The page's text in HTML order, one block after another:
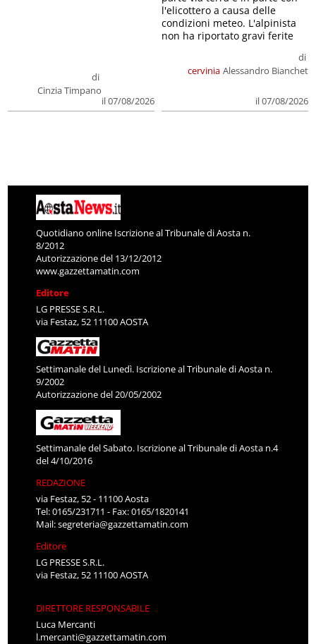
di
Cinzia Timpano
il 07/08/2026
cervinia
di
Alessandro Bianchet
il 07/08/2026
l'elicottero a causa delle
condizioni meteo. L'alpinista
non ha riportato gravi ferite
Quotidiano online Iscrizione al Tribunale di Aosta n.
8/2012
Autorizzazione del 13/12/2012
www.gazzettamatin.com
Editore
LG PRESSE S.R.L.
via Festaz, 52 11100 AOSTA
Settimanale del Lunedì. Iscrizione al Tribunale di Aosta n.
9/2002
Autorizzazione del 20/05/2002
Settimanale del Sabato. Iscrizione al Tribunale di Aosta n.4
del 4/10/2016
REDAZIONE
via Festaz, 52 - 11100 Aosta
Tel: 0165/231711 - Fax: 0165/1820141
Mail:segreteria@gazzettamatin.com
Editore
LG PRESSE S.R.L.
via Festaz, 52 11100 AOSTA
DIRETTORE RESPONSABILE
Luca Mercanti
l.mercanti@gazzettamatin.com